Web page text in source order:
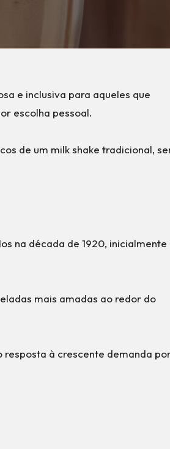
e inclusiva para aqueles que
escolha pessoal.
de um milk shake tradicional,
na década de 1920, inicialmente
mais amadas ao redor do
à crescente demanda